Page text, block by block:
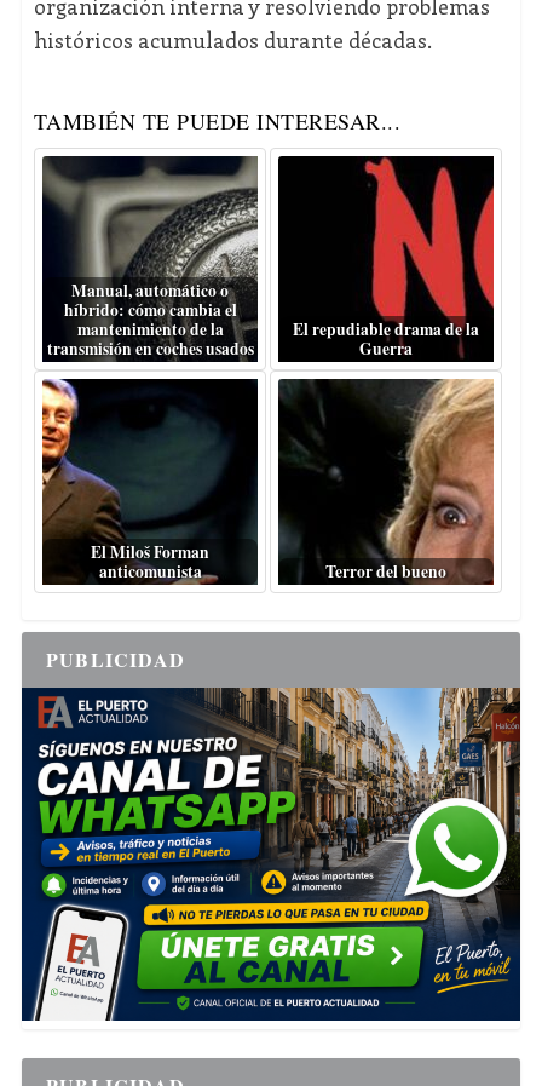
organización interna y resolviendo problemas
históricos acumulados durante décadas.
TAMBIÉN TE PUEDE INTERESAR...
Manual, automático o
híbrido: cómo cambia el
mantenimiento de la
transmisión en coches usados
El repudiable drama de la
Guerra
El Miloš Forman
anticomunista
Terror del bueno
PUBLICIDAD